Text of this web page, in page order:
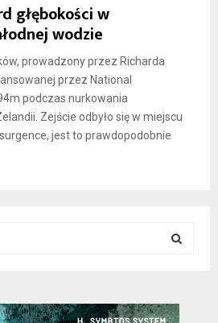
głębokości w
wodzie
prowadzony przez Richarda
przez National
podczas nurkowania
Zejście odbyło się w miejscu
jest to prawdopodobnie
E